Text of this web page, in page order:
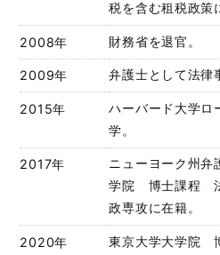
税を含む租税政策
2008年 財務省を退官。
2009年 弁護士として法律
2015年
ハーバード大学ロ
学。
2017年
ニューヨーク州
学院 博士課程
政専攻に在籍。
2020年
東京大学大学院